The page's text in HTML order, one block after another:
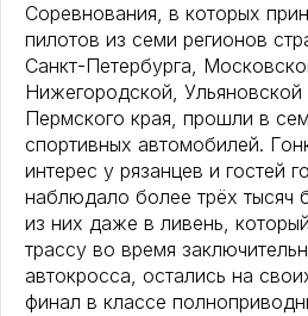
Соревнования, в которых
пилотов из семи регионов
Санкт-Петербурга,
Нижегородской, Ульяновской
Пермского края, прошли в
спортивных автомобилей.
интерес у рязанцев и гостей
наблюдало более трёх тысяч
из них даже в ливень,
трассу во время
автокросса, остались на
финал в классе